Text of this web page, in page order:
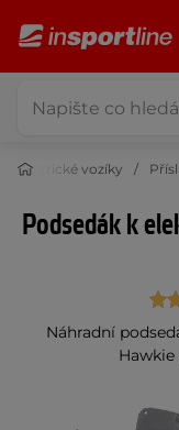
Elektrické vozíky
Podsedák k
Náhradní